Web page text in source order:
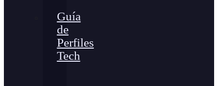
Guía
de
Perfiles
Tech